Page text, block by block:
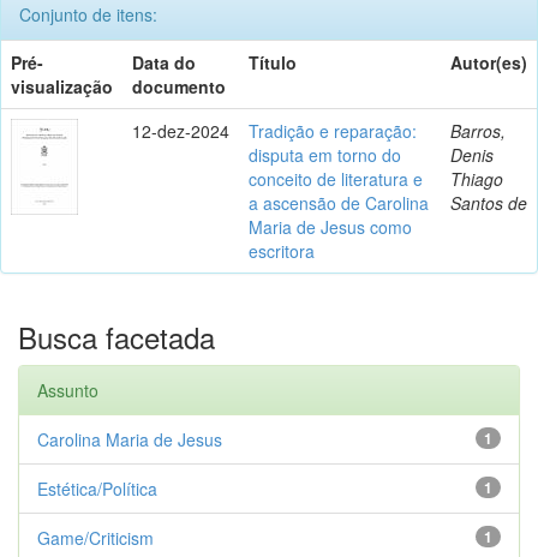
Conjunto de itens:
Pré-
visualização
Data do
documento
Título Autor(es)
12-dez-2024
Tradição e reparação:
disputa em torno do
conceito de literatura e
a ascensão de Carolina
Maria de Jesus como
escritora
Barros,
Denis
Thiago
Santos de
Busca facetada
Assunto
1
Carolina Maria de Jesus
1
Estética/Política
1
Game/Criticism